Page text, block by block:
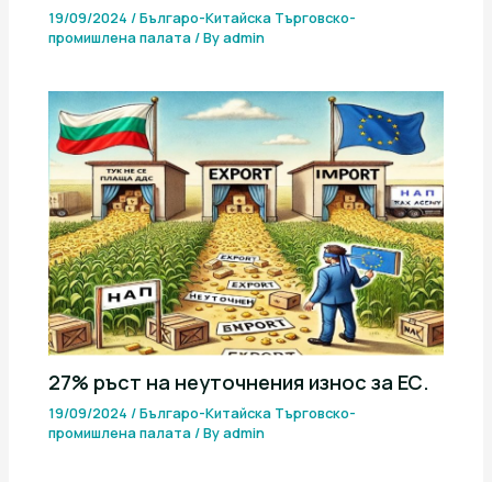
19/09/2024/Българо-Китайска Търговско-
промишлена палaта/ Byadmin
27% ръст на неуточнения износ за ЕС.
19/09/2024/Българо-Китайска Търговско-
промишлена палaта/ Byadmin